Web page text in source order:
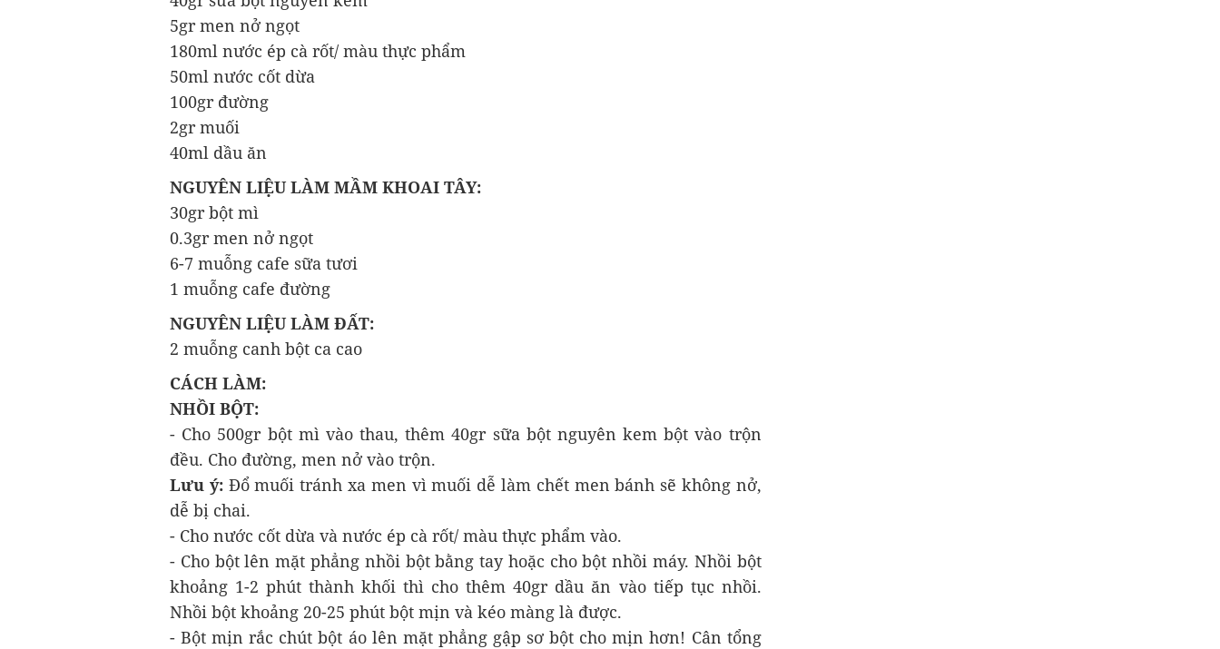
5gr men nở ngọt
180ml nước ép cà rốt/ màu thực phẩm
50ml nước cốt dừa
100gr đường
2gr muối
40ml dầu ăn
NGUYÊN LIỆU LÀM MẦM KHOAI TÂY:
30gr bột mì
0.3gr men nở ngọt
6-7 muỗng cafe sữa tươi
1 muỗng cafe đường
NGUYÊN LIỆU LÀM ĐẤT:
2 muỗng canh bột ca cao
CÁCH LÀM:
NHỒI BỘT:
- Cho 500gr bột mì vào thau, thêm 40gr sữa bột nguyên kem bột vào trộn
đều. Cho đường, men nở vào trộn.
Lưu ý: Đổ muối tránh xa men vì muối dễ làm chết men bánh sẽ không nở,
dễ bị chai.
- Cho nước cốt dừa và nước ép cà rốt/ màu thực phẩm vào.
- Cho bột lên mặt phẳng nhồi bột bằng tay hoặc cho bột nhồi máy. Nhồi bột
khoảng 1-2 phút thành khối thì cho thêm 40gr dầu ăn vào tiếp tục nhồi.
Nhồi bột khoảng 20-25 phút bột mịn và kéo màng là được.
- Bột mịn rắc chút bột áo lên mặt phẳng gập sơ bột cho mịn hơn! Cân tổng